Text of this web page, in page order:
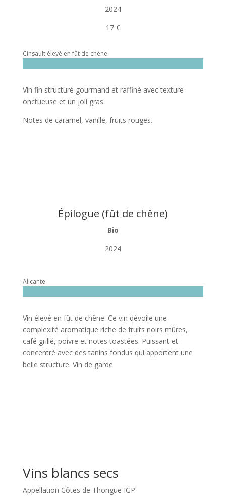
2024
17 €
Cinsault élevé en fût de chêne
Vin fin structuré gourmand et raffiné avec texture
onctueuse et un joli gras.
Notes de caramel, vanille, fruits rouges.
Épilogue (fût de chêne)
Bio
2024
Alicante
Vin élevé en fût de chêne. Ce vin dévoile une
complexité aromatique riche de fruits noirs mûres,
café grillé, poivre et notes toastées. Puissant et
concentré avec des tanins fondus qui apportent une
belle structure. Vin de garde
Vins blancs secs
Appellation Côtes de Thongue IGP